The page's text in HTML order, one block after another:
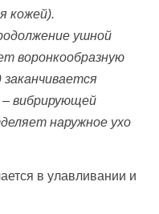
кожей).
ушной
воронкообразную
– вибрирующей
наружное ухо
в улавливании и